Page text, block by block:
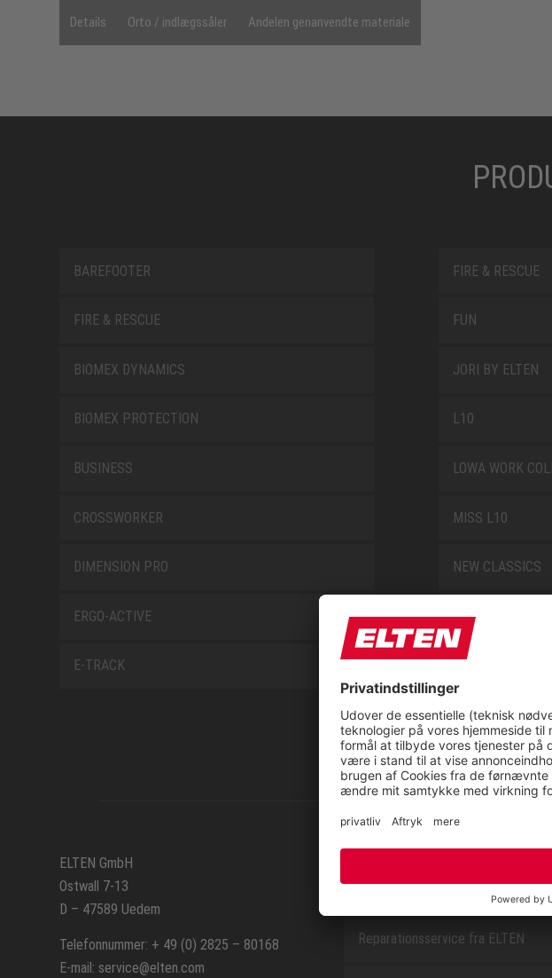
Details Orto / indlægssåler Andelen genanvendte materiale
BAREFOOTER
FIRE & RESCUE
BIOMEX DYNAMICS
BIOMEX PROTECTION
BUSINESS
CROSSWORKER
DIMENSION PRO
ERGO-ACTIVE
E-TRACK
FIRE & RESCUE
FUN
JORI BY ELTEN
L10
LOWA WORK
MISS L10
NEW CLASSICS
NOVA
SAFEGUARD
ELTEN GmbH
Ostwall 7-13
D – 47589 Uedem
Telefonnummer: + 49 (0) 2825 – 80168
E-mail: service@elten.com
SERVICE
Kontakt
Reparationsservice fra ELTEN